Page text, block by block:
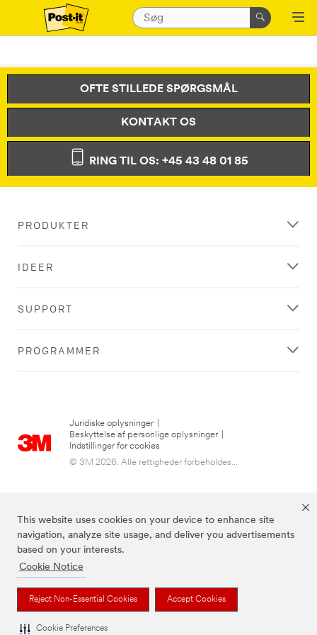
This website uses cookies on your device to enhance site
navigation, analyze site usage, and deliver you advertisements
based on your interests.
Cookie Notice
Reject Non-Essential Cookies Accept Cookies
Cookie Preferences
OFTE STILLEDE SPØRGSMÅL
KONTAKT OS
RING TIL OS: +45 43 48 01 85
PRODUKTER
IDEER
SUPPORT
PROGRAMMER
Juridiske oplysninger
Beskyttelse af personlige oplysninger
Indstillinger for cookies
© 3M 2026. Alle rettigheder forbeholdes...
3M, Post-it® og farven Canary Yellow™ er varemærker tilhørende 3M.